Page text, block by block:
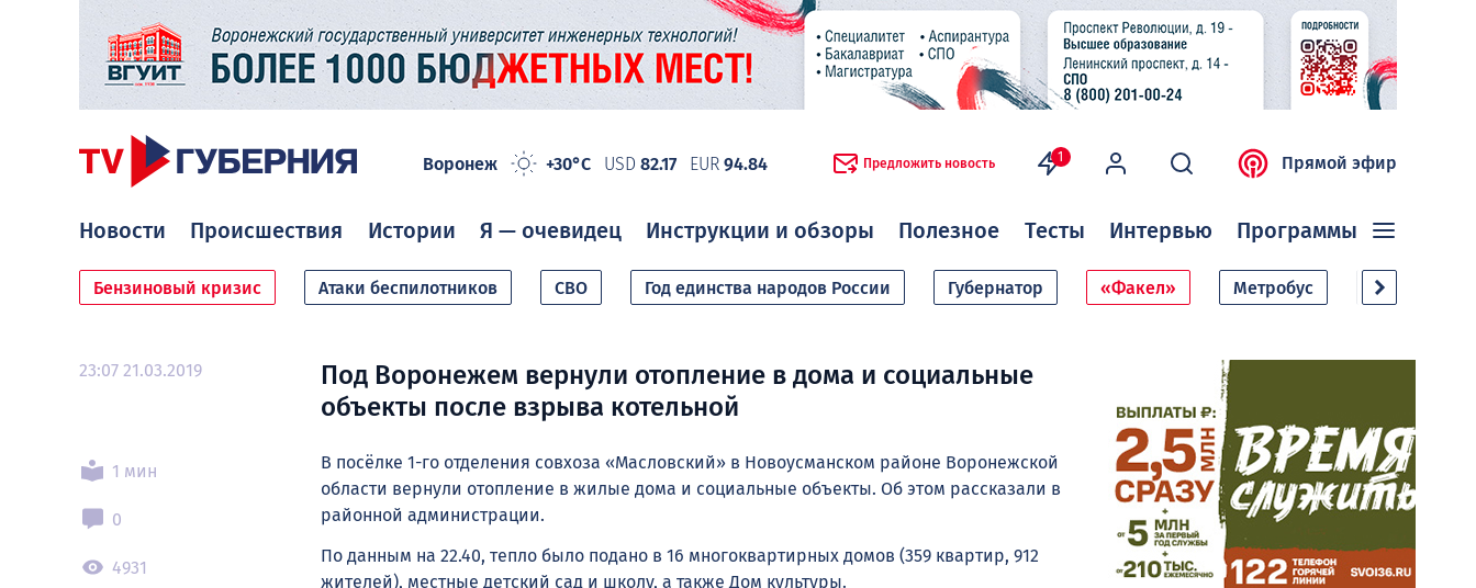
Воронеж +30°C USD 82.17 EUR 94.84 Предложить новость 1 Прямой эфир
Новости Происшествия Истории Я — очевидец Инструкции и обзоры Полезное Тесты Интервью Программы
Бензиновый кризис Атаки беспилотников СВО Год единства народов России Губернатор «Факел» Метробус Дачный
23:07 21.03.2019
1 мин
0
4931
Под Воронежем вернули отопление в дома и социальные
объекты после взрыва котельной
В посёлке 1-го отделения совхоза «Масловский» в Новоусманском районе Воронежской
области вернули отопление в жилые дома и социальные объекты. Об этом рассказали в
районной администрации.
По данным на 22.40, тепло было подано в 16 многоквартирных домов (359 квартир, 912
жителей), местные детский сад и школу, а также Дом культуры.